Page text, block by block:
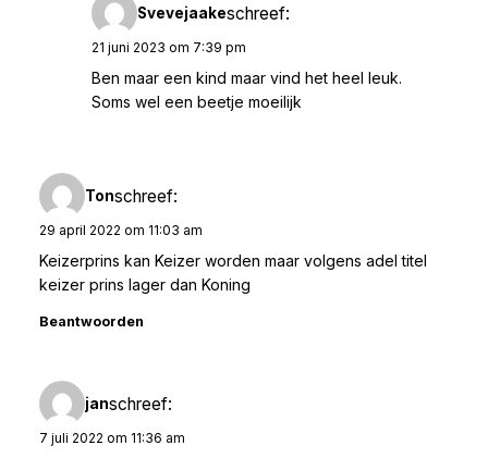
Svevejaakeschreef:
21 juni 2023 om 7:39 pm
Ben maar een kind maar vind het heel leuk.
Soms wel een beetje moeilijk
Tonschreef:
29 april 2022 om 11:03 am
Keizerprins kan Keizer worden maar volgens adel titel
keizer prins lager dan Koning
Beantwoorden
janschreef:
7 juli 2022 om 11:36 am